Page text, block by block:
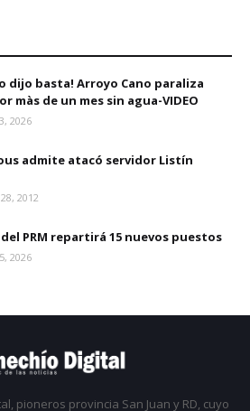
dijo basta! Arroyo Cano paraliza
màs de un mes sin agua-VIDEO
2026
admite atacó servidor Listín
2012
PRM repartirá 15 nuevos puestos
2026
pioneros provincia San Juan y RD, cuyo